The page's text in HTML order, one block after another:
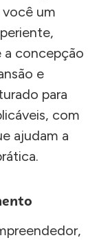
um
a concepção
e
para
com
ajudam a